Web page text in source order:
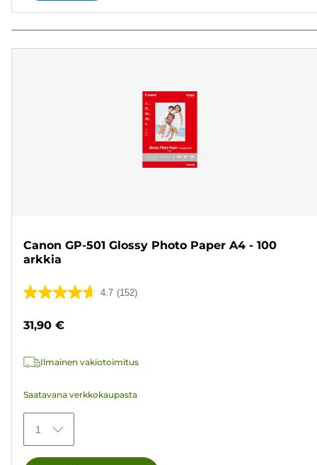
Canon GP-501 Glossy Photo Paper A4 - 100
arkkia
4.7 (152)
4.7/5
152
31,90 €
Ilmainen vakiotoimitus
Saatavana verkkokaupasta
1